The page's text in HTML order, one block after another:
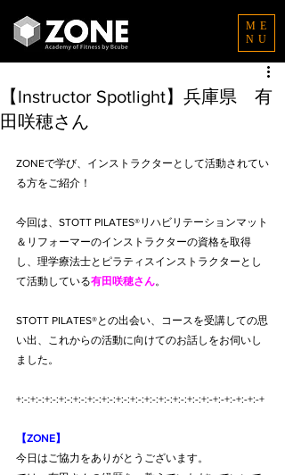
ME
NU
【Instructor Spotlight】兵庫県 有
田咲穂さん
ZONEで学び、インストラクターとして活動されてい
る方をご紹介！
今回は、STOTT PILATES®リハビリテーションマット
＆リフォーマーのインストラクターの資格を取得
し、理学療法士とピラティスインストラクターとし
て活動している有田咲穂さん。
STOTT PILATES®との出会い、コースを受講しての思
い出、これからの活動に向けてのお話しをお伺いし
ました。
+:-:+:-:+:-:+:-:+:-:+:-:+:-:+:-:+:-:+:-:+:-:+:-:+:-:+:-+:-+:-+:-+:-+
【ZONE】
今日はご協力をありがとうございます。